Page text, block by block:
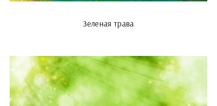
Зеленая трава